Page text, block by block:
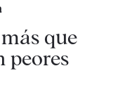
que
peores